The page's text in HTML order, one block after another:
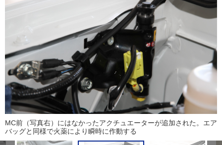
MC前（写真右）にはなかったアクチュエーターが追加された。エア
バッグと同様で火薬により瞬時に作動する